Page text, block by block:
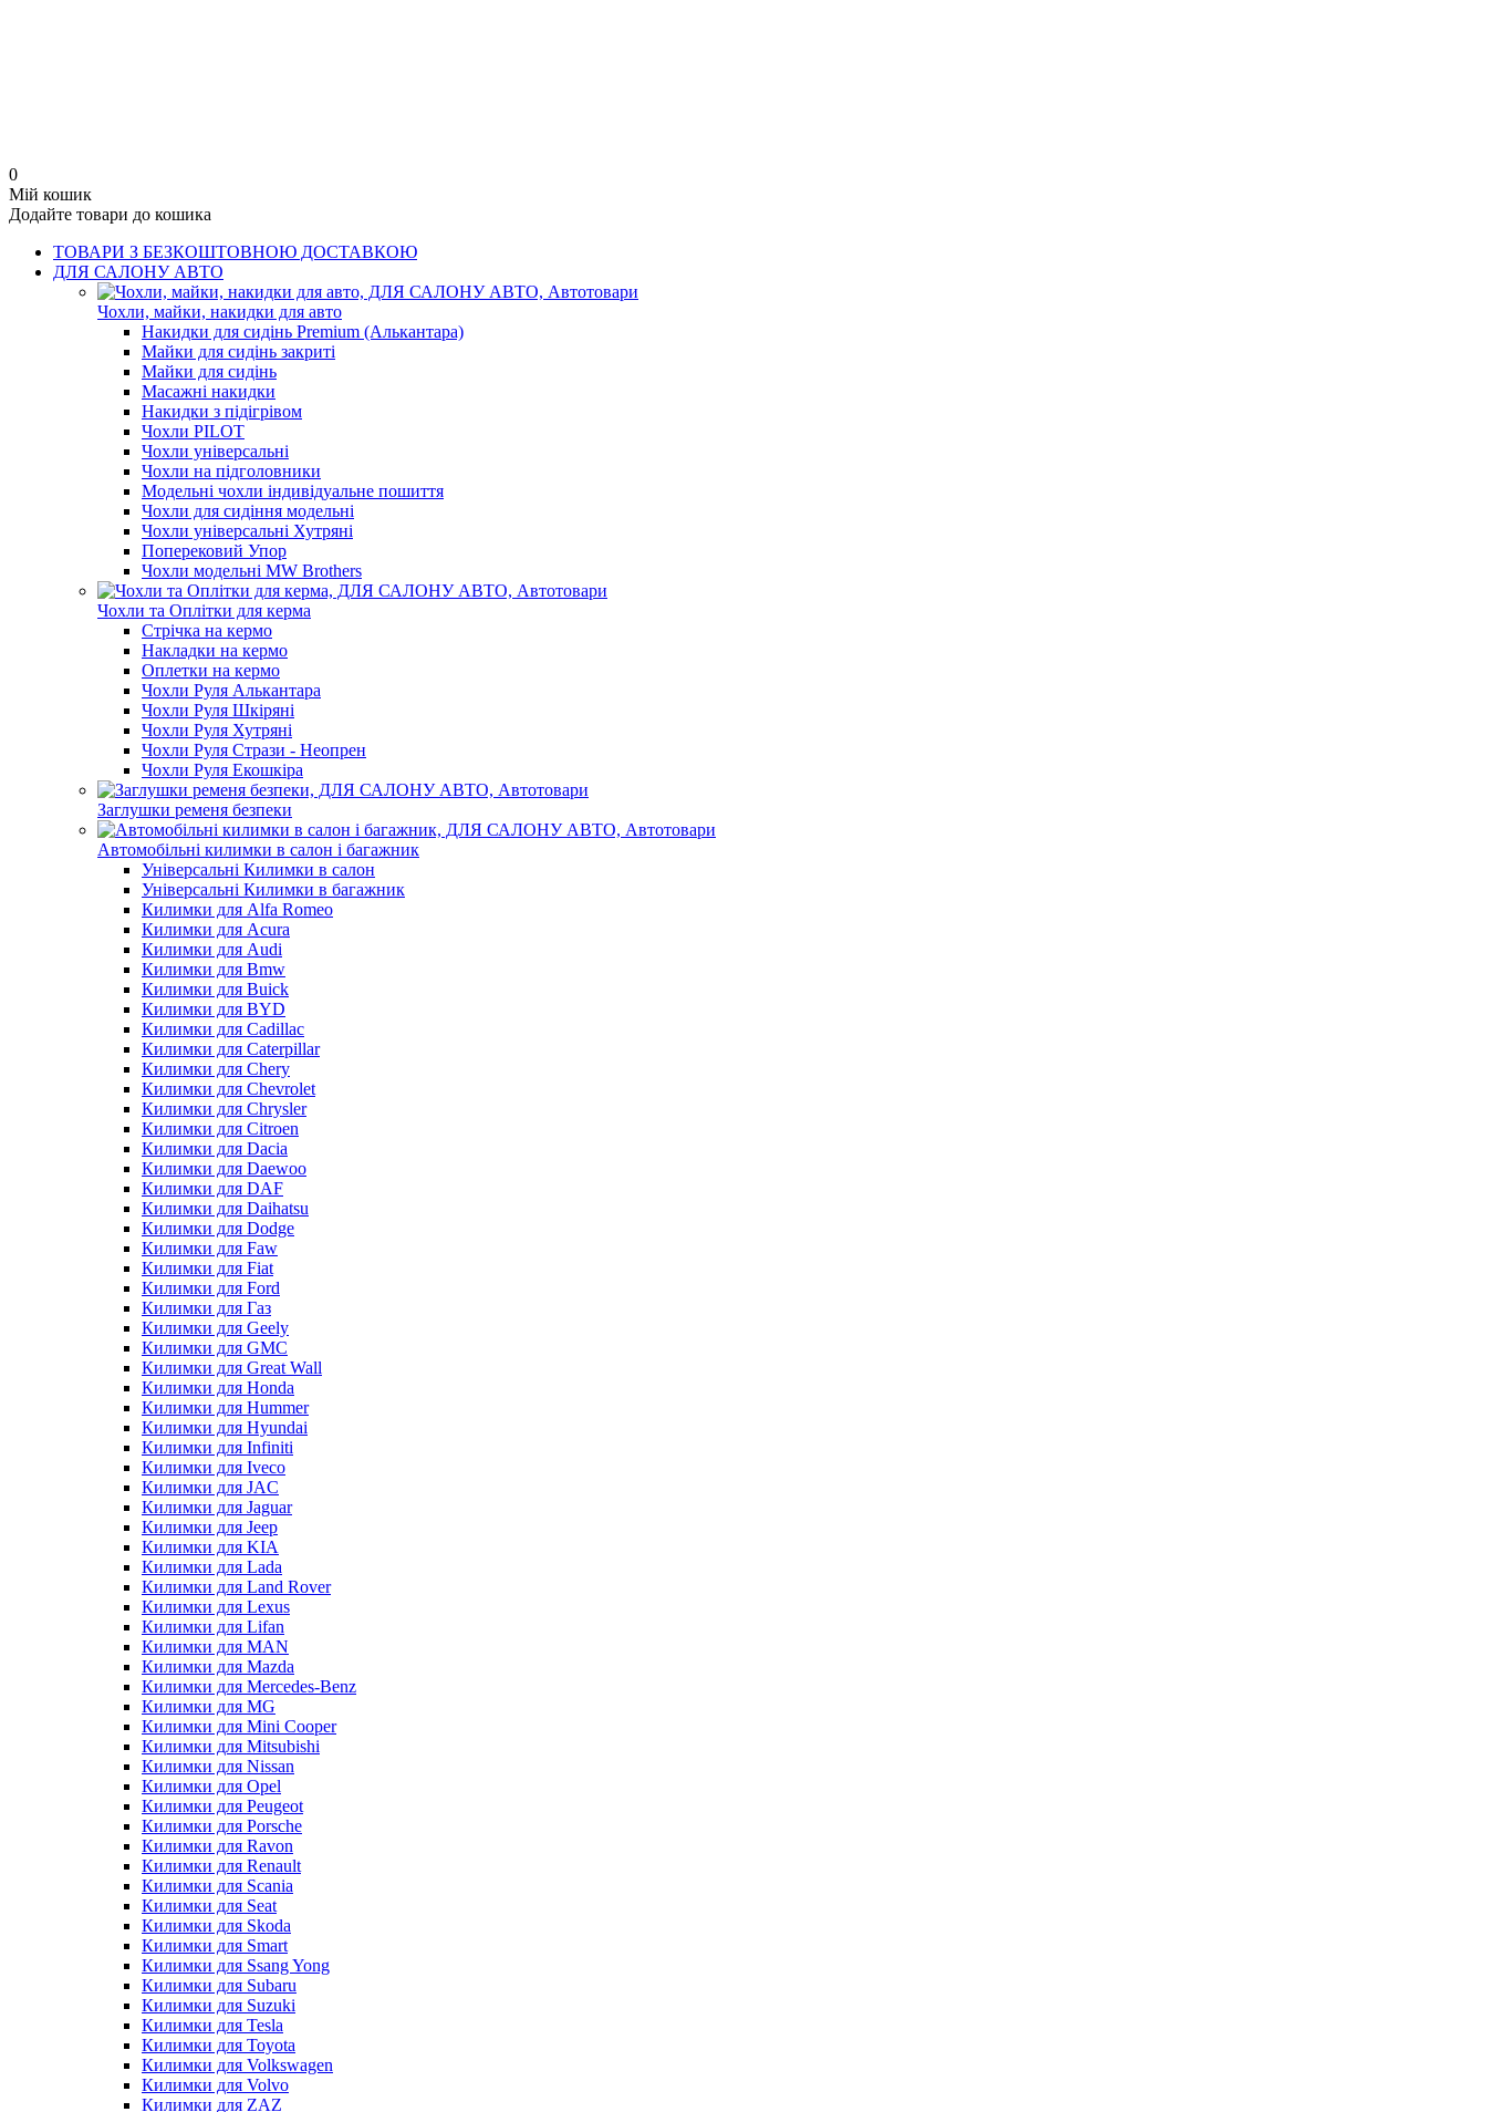
0
Мій кошик
Додайте товари до кошика
ТОВАРИ З БЕЗКОШТОВНОЮ ДОСТАВКОЮ
ДЛЯ САЛОНУ АВТО
Чохли, майки, накидки для авто
Накидки для сидінь Premium (Алькантара)
Майки для сидінь закриті
Майки для сидінь
Масажні накидки
Накидки з підігрівом
Чохли PILOT
Чохли універсальні
Чохли на підголовники
Модельні чохли індивідуальне пошиття
Чохли для сидіння модельні
Чохли універсальні Хутряні
Поперековий Упор
Чохли модельні MW Brothers
Чохли та Оплітки для керма
Стрічка на кермо
Накладки на кермо
Оплетки на кермо
Чохли Руля Алькантара
Чохли Руля Шкіряні
Чохли Руля Хутряні
Чохли Руля Стрази - Неопрен
Чохли Руля Екошкіра
Заглушки ременя безпеки
Автомобільні килимки в салон і багажник
Універсальні Килимки в салон
Універсальні Килимки в багажник
Килимки для Alfa Romeo
Килимки для Acura
Килимки для Audi
Килимки для Bmw
Килимки для Buick
Килимки для BYD
Килимки для Cadillac
Килимки для Caterpillar
Килимки для Chery
Килимки для Chevrolet
Килимки для Chrysler
Килимки для Citroen
Килимки для Dacia
Килимки для Daewoo
Килимки для DAF
Килимки для Daihatsu
Килимки для Dodge
Килимки для Faw
Килимки для Fiat
Килимки для Ford
Килимки для Газ
Килимки для Geely
Килимки для GMC
Килимки для Great Wall
Килимки для Honda
Килимки для Hummer
Килимки для Hyundai
Килимки для Infiniti
Килимки для Iveco
Килимки для JAC
Килимки для Jaguar
Килимки для Jeep
Килимки для KIA
Килимки для Lada
Килимки для Land Rover
Килимки для Lexus
Килимки для Lifan
Килимки для MAN
Килимки для Mazda
Килимки для Mercedes-Benz
Килимки для MG
Килимки для Mini Cooper
Килимки для Mitsubishi
Килимки для Nissan
Килимки для Opel
Килимки для Peugeot
Килимки для Porsche
Килимки для Ravon
Килимки для Renault
Килимки для Scania
Килимки для Seat
Килимки для Skoda
Килимки для Smart
Килимки для Ssang Yong
Килимки для Subaru
Килимки для Suzuki
Килимки для Tesla
Килимки для Toyota
Килимки для Volkswagen
Килимки для Volvo
Килимки для ZAZ